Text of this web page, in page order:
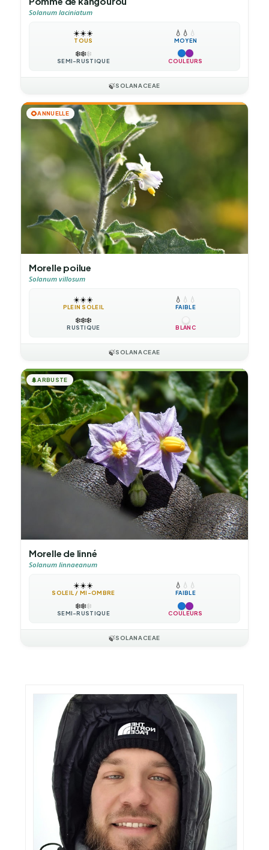
Solanum laciniatum
☀️☀️☀️
TOUS
💧 💧 💧
MOYEN
❄️❄️❄️
SEMI-RUSTIQUE COULEURS
🍃SOLANACEAE
🌻ANNUELLE
Morelle poilue
Solanum villosum
☀️☀️☀️
PLEIN SOLEIL
💧 💧 💧
FAIBLE
❄️❄️❄️
RUSTIQUE BLANC
🍃SOLANACEAE
🌲ARBUSTE
Morelle de linné
Solanum linnaeanum
☀️☀️☀️
SOLEIL / MI-OMBRE
💧 💧 💧
FAIBLE
❄️❄️❄️
SEMI-RUSTIQUE COULEURS
🍃SOLANACEAE